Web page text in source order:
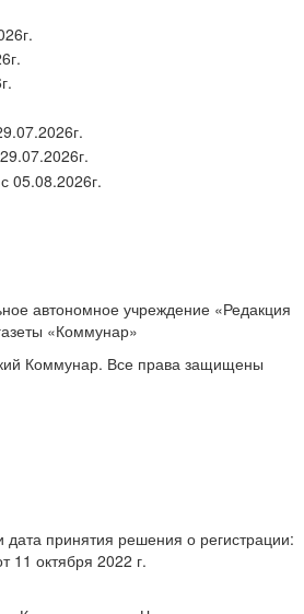
автономное учреждение «Редакция
«Коммунар»
Коммунар. Все права защищены
принятия решения о регистрации:
октября 2022 г.